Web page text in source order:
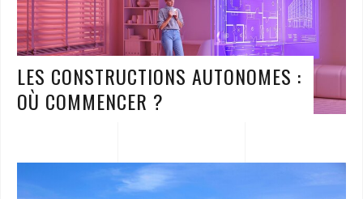
LES CONSTRUCTIONS AUTONOMES :
OÙ COMMENCER ?